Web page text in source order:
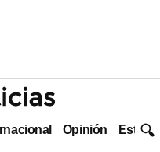
Opinión Estilo